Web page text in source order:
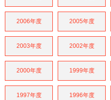
2006年度 2005年度
2003年度 2002年度
2000年度 1999年度
1997年度 1996年度